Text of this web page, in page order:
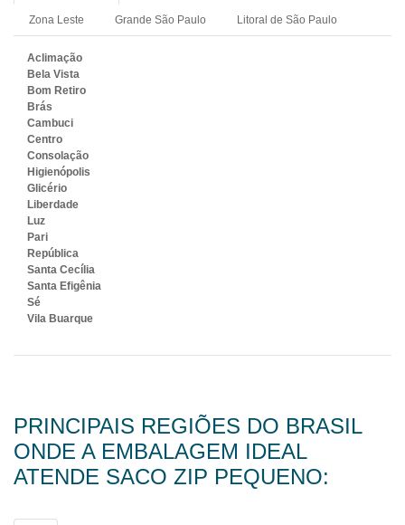
Zona Leste Grande São Paulo Litoral de São Paulo
Aclimação
Bela Vista
Bom Retiro
Brás
Cambuci
Centro
Consolação
Higienópolis
Glicério
Liberdade
Luz
Pari
República
Santa Cecília
Santa Efigênia
Sé
Vila Buarque
PRINCIPAIS REGIÕES DO BRASIL
ONDE A EMBALAGEM IDEAL
ATENDE SACO ZIP PEQUENO: